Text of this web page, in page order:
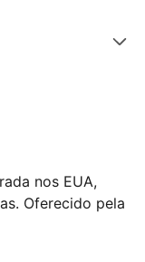
nos EUA,
Oferecido pela